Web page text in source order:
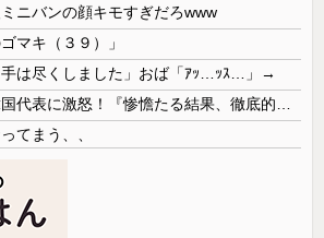
ミニバンの顔キモすぎだろwww
マキ（３９）」
手は尽くしました」おば「ｱｯ…ｯｽ…」→
てまう、、